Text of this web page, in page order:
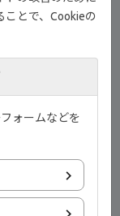
とで、Cookieの
ォームなどを